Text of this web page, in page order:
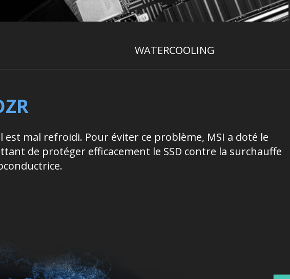
WATERCOOLING
mal refroidi. Pour éviter ce problème, MSI a doté le
de protéger efficacement le SSD contre la surchauffe